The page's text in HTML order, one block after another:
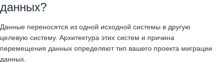
данных?
Данные переносятся из одной исходной системы в другую
целевую систему. Архитектура этих систем и причина
перемещения данных определяют тип вашего проекта миграции
данных.